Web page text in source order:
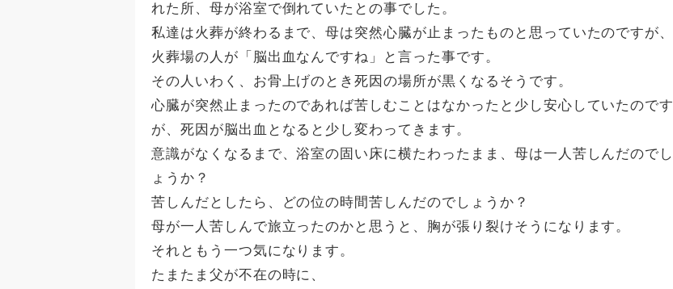
れた所、母が浴室で倒れていたとの事でした。
私達は火葬が終わるまで、母は突然心臓が止まったものと思っていたのですが、
火葬場の人が「脳出血なんですね」と言った事です。
その人いわく、お骨上げのとき死因の場所が黒くなるそうです。
心臓が突然止まったのであれば苦しむことはなかったと少し安心していたのです
が、死因が脳出血となると少し変わってきます。
意識がなくなるまで、浴室の固い床に横たわったまま、母は一人苦しんだのでし
ょうか？
苦しんだとしたら、どの位の時間苦しんだのでしょうか？
母が一人苦しんで旅立ったのかと思うと、胸が張り裂けそうになります。
それともう一つ気になります。
たまたま父が不在の時に、